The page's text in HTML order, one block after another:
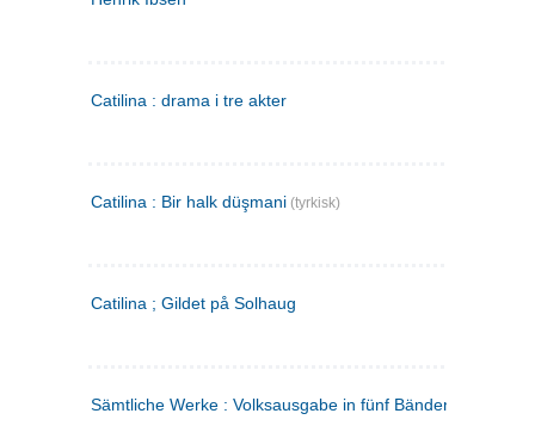
Catilina : drama i tre akter
Catilina : Bir halk düşmani (tyrkisk)
Catilina ; Gildet på Solhaug
Sämtliche Werke : Volksausgabe in fünf Bänden